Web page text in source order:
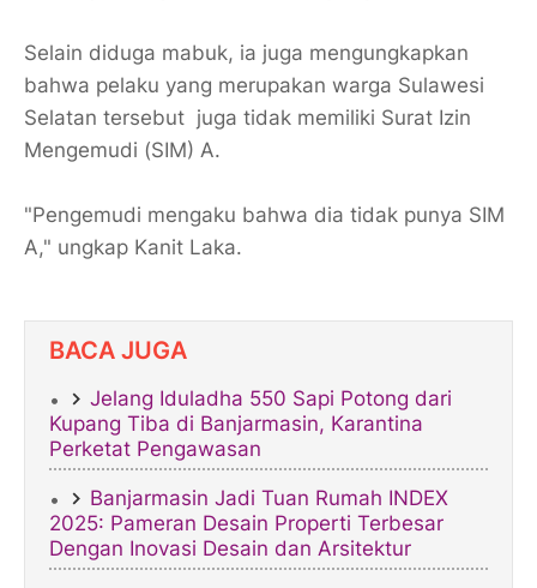
Selain diduga mabuk, ia juga mengungkapkan
bahwa pelaku yang merupakan warga Sulawesi
Selatan tersebut juga tidak memiliki Surat Izin
Mengemudi (SIM) A.
"Pengemudi mengaku bahwa dia tidak punya SIM
A," ungkap Kanit Laka.
BACA JUGA
Jelang Iduladha 550 Sapi Potong dari
Kupang Tiba di Banjarmasin, Karantina
Perketat Pengawasan
Banjarmasin Jadi Tuan Rumah INDEX
2025: Pameran Desain Properti Terbesar
Dengan Inovasi Desain dan Arsitektur